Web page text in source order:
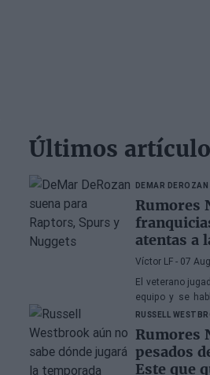
Últimos
DEMAR DEROZAN
Rumores
atentas a
DeMar
Víctor LF- 07
El veterano
equipo y se
Toronto Raptors
Denver
ecuación
RUSSELL
Rumores
pesados
Este que